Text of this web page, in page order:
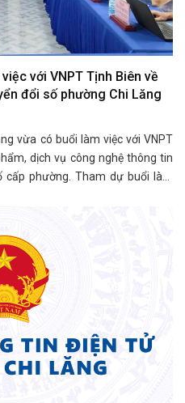
với VNPT⁠ Tịnh Biên về
đổi số phường Chi Lăng
vừa có buổi làm việc với VNPT⁠
dịch vụ công nghệ thông tin
phường. Tham dự buổi làm